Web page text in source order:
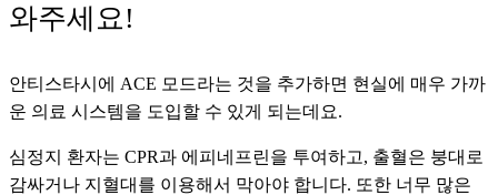
와주세요!
안티스타시에 ACE 모드라는 것을 추가하면 현실에 매우 가까
운 의료 시스템을 도입할 수 있게 되는데요.
심정지 환자는 CPR과 에피네프린을 투여하고, 출혈은 붕대로
감싸거나 지혈대를 이용해서 막아야 합니다. 또한 너무 많은